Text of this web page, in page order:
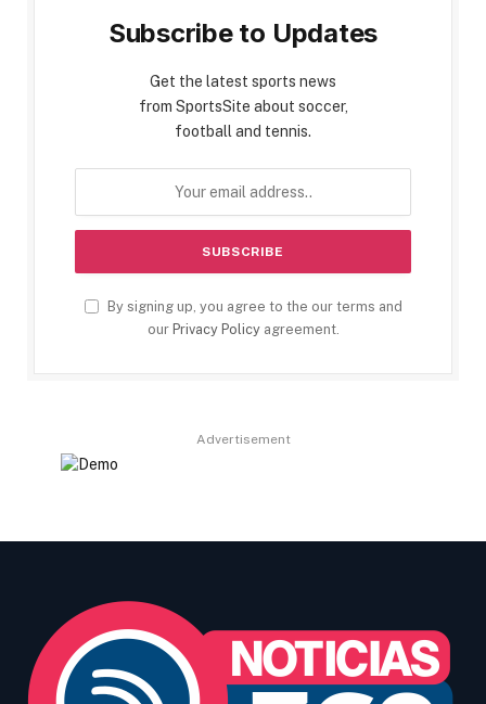
Subscribe to Updates
Get the latest sports news
from SportsSite about soccer,
football and tennis.
By signing up, you agree to the our terms and
our Privacy Policyagreement.
Advertisement